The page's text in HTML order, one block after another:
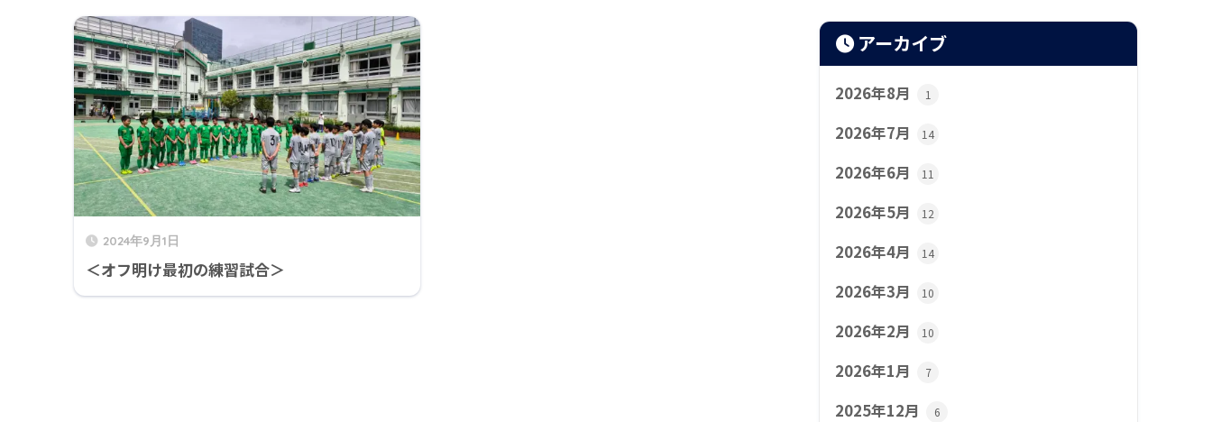
2024年9月1日
＜オフ明け最初の練習試合＞
アーカイブ
2026年8月 1
2026年7月 14
2026年6月 11
2026年5月 12
2026年4月 14
2026年3月 10
2026年2月 10
2026年1月 7
2025年12月 6